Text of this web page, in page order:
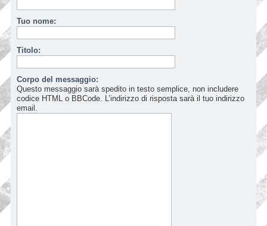
Tuo nome:
Titolo:
Corpo del messaggio:
Questo messaggio sarà spedito in testo semplice, non includere
codice HTML o BBCode. L’indirizzo di risposta sarà il tuo indirizzo
email.